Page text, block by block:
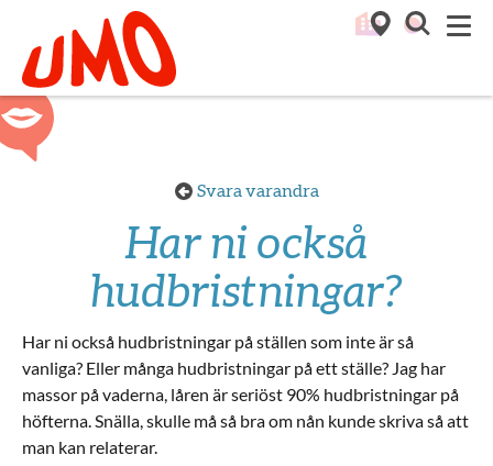
Till startsidan för Umo
Svara varandra
Har ni också
hudbristningar?
Har ni också hudbristningar på ställen som inte är så
vanliga? Eller många hudbristningar på ett ställe? Jag har
massor på vaderna, låren är seriöst 90% hudbristningar på
höfterna. Snälla, skulle må så bra om nån kunde skriva så att
man kan relaterar.